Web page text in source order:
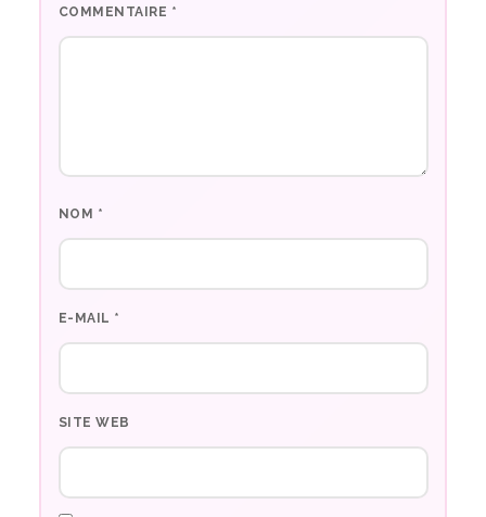
COMMENTAIRE *
NOM *
E-MAIL *
SITE WEB